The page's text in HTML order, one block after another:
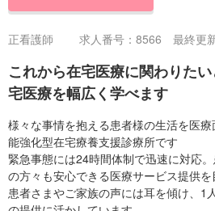
正看護師 求人番号：8566 最終更
これから在宅医療に関わりた
宅医療を幅広く学べます
様々な事情を抱える患者様の生活を医
能強化型在宅療養支援診療所です
緊急事態には24時間体制で迅速に対応
の方々も安心できる医療サービス提供
患者さまやご家族の声には耳を傾け、1